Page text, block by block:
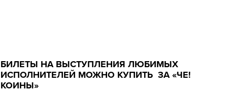
БИЛЕТЫ НА ВЫСТУПЛЕНИЯ ЛЮБИМЫХ
ИСПОЛНИТЕЛЕЙ МОЖНО КУПИТЬ ЗА «ЧЕ!
КОИНЫ»